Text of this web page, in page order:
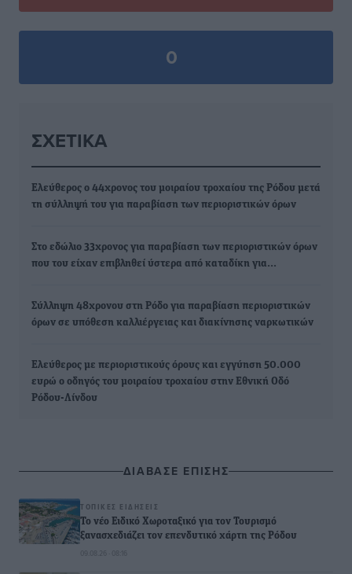
0
ΣΧΕΤΙΚΆ
Ελεύθερος ο 44χρονος του μοιραίου τροχαίου της Ρόδου μετά
τη σύλληψή του για παραβίαση των περιοριστικών όρων
Στο εδώλιο 33χρονος για παραβίαση των περιοριστικών όρων
που του είχαν επιβληθεί ύστερα από καταδίκη για…
Σύλληψη 48χρονου στη Ρόδο για παραβίαση περιοριστικών
όρων σε υπόθεση καλλιέργειας και διακίνησης ναρκωτικών
Ελεύθερος με περιοριστικούς όρους και εγγύηση 50.000
ευρώ ο οδηγός του μοιραίου τροχαίου στην Εθνική Οδό
Ρόδου-Λίνδου
ΔΙΑΒΑΣΕ ΕΠΙΣΗΣ
ΤΟΠΙΚΈΣ ΕΙΔΉΣΕΙΣ
Το νέο Ειδικό Χωροταξικό για τον Τουρισμό
ξανασχεδιάζει τον επενδυτικό χάρτη της Ρόδου
09.08.26 · 08:16